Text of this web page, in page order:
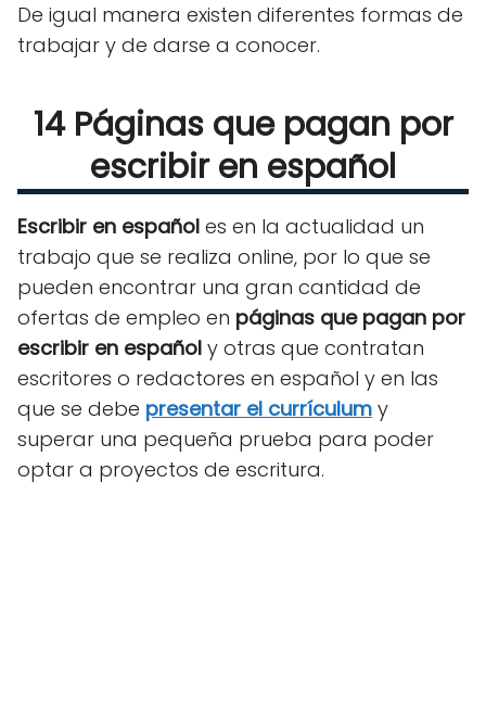
De igual manera existen diferentes formas de
trabajar y de darse a conocer.
14 Páginas que pagan por
escribir en español
Escribir en español es en la actualidad un
trabajo que se realiza online, por lo que se
pueden encontrar una gran cantidad de
ofertas de empleo en páginas que pagan por
escribir en español y otras que contratan
escritores o redactores en español y en las
que se debe presentar el currículum y
superar una pequeña prueba para poder
optar a proyectos de escritura.